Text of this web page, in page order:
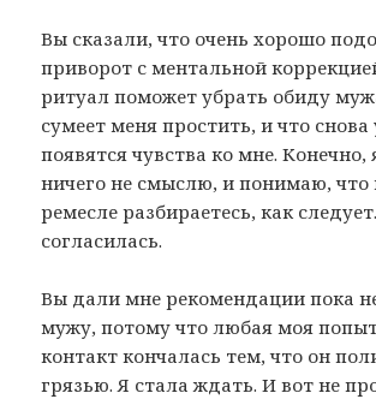
Вы сказали, что очень хорошо
приворот с ментальной
ритуал поможет убрать обиду
сумеет меня простить, и что снова
появятся чувства ко мне. Конечно,
ничего не смыслю, и понимаю, что
ремесле разбираетесь, как
согласилась.
Вы дали мне рекомендации пока
мужу, потому что любая моя
контакт кончалась тем, что он
грязью. Я стала ждать. И вот не